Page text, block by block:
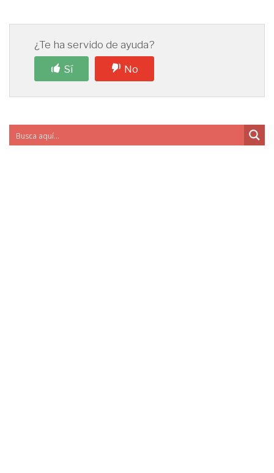
¿Te ha servido de ayuda?
Sí
No